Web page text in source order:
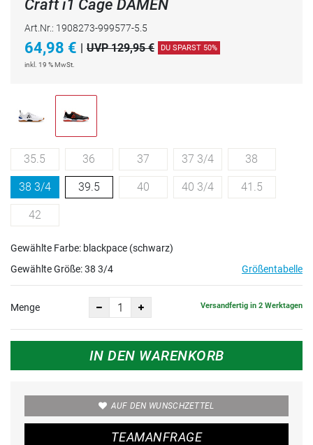
Craft i1 Cage DAMEN
Art.Nr.: 1908273-999577-5.5
64,98 € | UVP 129,95 € DU SPARST 50%
inkl. 19 % MwSt.
35.5 36 37 37 3/4 38
38 3/4 39.5 40 40 3/4 41.5
42
Gewählte Farbe: blackpace (schwarz)
Gewählte Größe:38 3/4 Größentabelle
Menge Versandfertig in 2 Werktagen
IN DEN WARENKORB
AUF DEN WUNSCHZETTEL
TEAMANFRAGE